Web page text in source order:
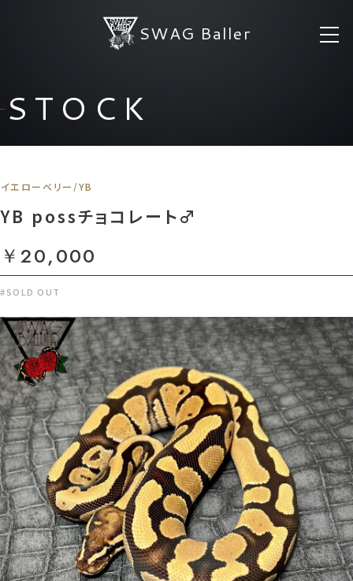
SWAG Baller
STOCK
イエローベリー/YB
YB possチョコレート♂
￥20,000
#SOLD OUT